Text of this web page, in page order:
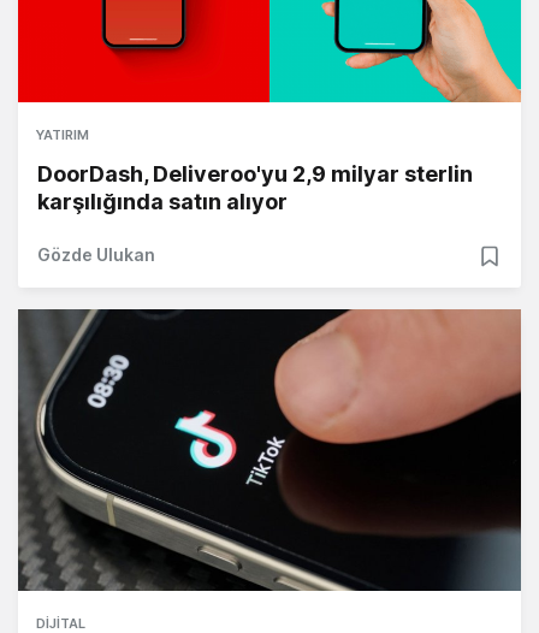
YATIRIM
DoorDash, Deliveroo'yu 2,9 milyar sterlin
karşılığında satın alıyor
Gözde Ulukan
DIJITAL